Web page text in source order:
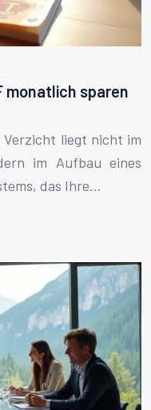
monatlich sparen
Verzicht liegt nicht im
im Aufbau eines
das Ihre…